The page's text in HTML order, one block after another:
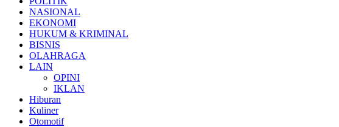
NASIONAL
EKONOMI
HUKUM & KRIMINAL
BISNIS
OLAHRAGA
LAIN
OPINI
IKLAN
Hiburan
Kuliner
Otomotif